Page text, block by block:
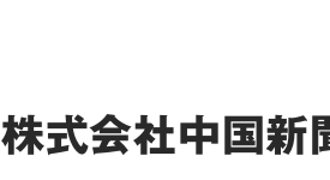
株式会社中国新